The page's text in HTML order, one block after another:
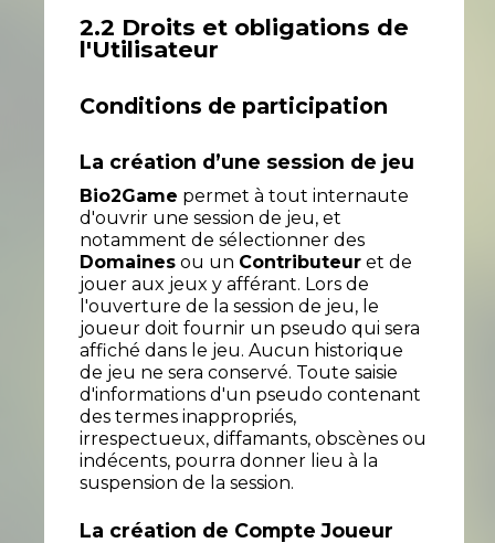
2.2 Droits et obligations de
l'Utilisateur
Conditions de participation
La création d’une session de jeu
Bio2Game permet à tout internaute
d'ouvrir une session de jeu, et
notamment de sélectionner des
Domaines ou un Contributeur et de
jouer aux jeux y afférant. Lors de
l'ouverture de la session de jeu, le
joueur doit fournir un pseudo qui sera
affiché dans le jeu. Aucun historique
de jeu ne sera conservé. Toute saisie
d'informations d'un pseudo contenant
des termes inappropriés,
irrespectueux, diffamants, obscènes ou
indécents, pourra donner lieu à la
suspension de la session.
La création de Compte Joueur